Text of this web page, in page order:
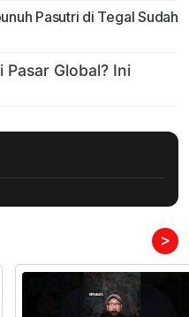
Pasutri di Tegal Sudah
>